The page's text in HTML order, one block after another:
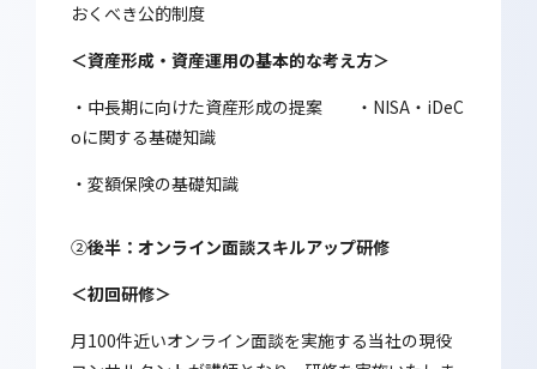
おくべき公的制度
＜資産形成・資産運用の基本的な考え方＞
・中長期に向けた資産形成の提案 ・NISA・iDeC
oに関する基礎知識
・変額保険の基礎知識
②後半：オンライン面談スキルアップ研修
＜初回研修＞
月100件近いオンライン面談を実施する当社の現役